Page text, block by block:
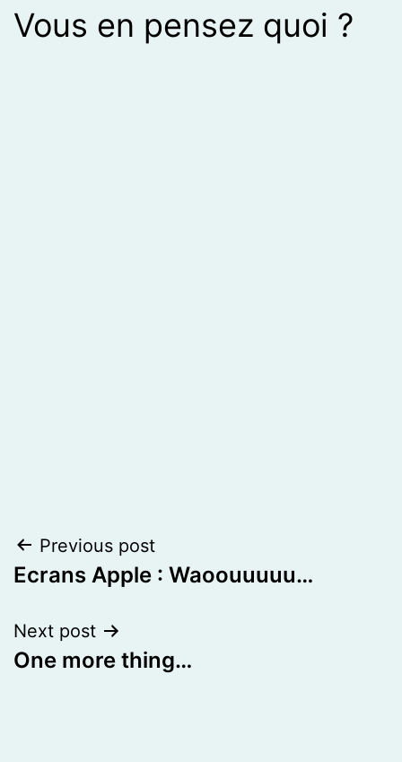
Vous en pensez quoi ?
Post
navigation
Previous post
Ecrans Apple : Waoouuuuu…
Next post
One more thing…